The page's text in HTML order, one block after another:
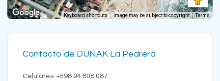
Keyboard shortcuts Image may be subject to copyright Terms
Contacto de DUNAK La Pedrera
Celulares: +598 94 808 087